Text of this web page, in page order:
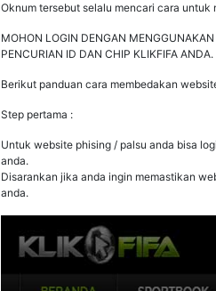
Oknum tersebut selalu mencari cara
MOHON LOGIN DENGAN
PENCURIAN ID DAN CHIP KLIKFIFA ANDA.
Berikut panduan cara membedakan
Step pertama :
Untuk website phising / palsu anda bisa
anda.
Disarankan jika anda ingin memastikan
anda.